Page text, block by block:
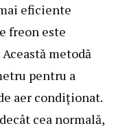
eficiente
freon este
metodă
pentru a
aer condiționat.
cea normală,